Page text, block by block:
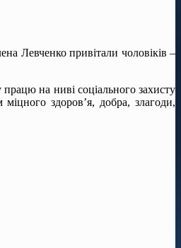
Левченко привітали чоловіків –
на ниві соціального захисту
здоров’я, добра, злагоди,